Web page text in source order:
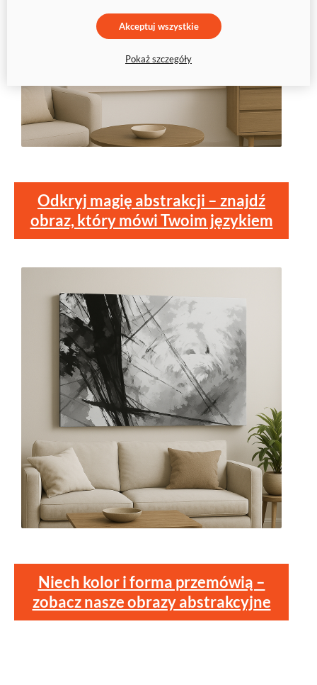
Odkryj magię abstrakcji – znajdź
obraz, który mówi Twoim językiem
Niech kolor i forma przemówią –
zobacz nasze obrazy abstrakcyjne
Akceptuj wszystkie
Pokaż szczegóły